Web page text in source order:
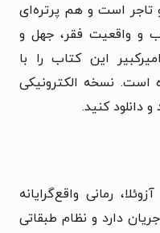
تاجر است و هم پرتره‌ای
و واقعیت فقر، جهل و
این کتاب را با
نسخه الکترونیکی
دانلود کنید.
رمانی واقع‌گرایانه
دارد و نظام طبقاتی